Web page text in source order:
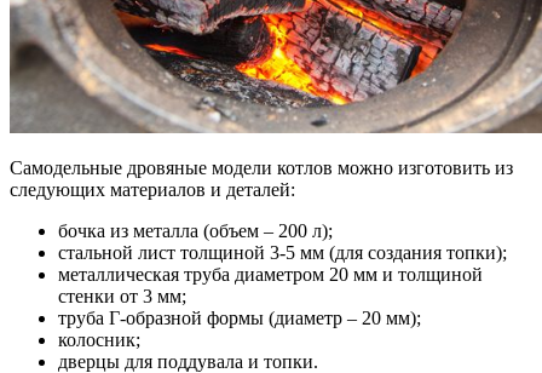
Самодельные дровяные модели котлов можно изготовить из
следующих материалов и деталей:
бочка из металла (объем – 200 л);
стальной лист толщиной 3-5 мм (для создания топки);
металлическая труба диаметром 20 мм и толщиной
стенки от 3 мм;
труба Г-образной формы (диаметр – 20 мм);
колосник;
дверцы для поддувала и топки.